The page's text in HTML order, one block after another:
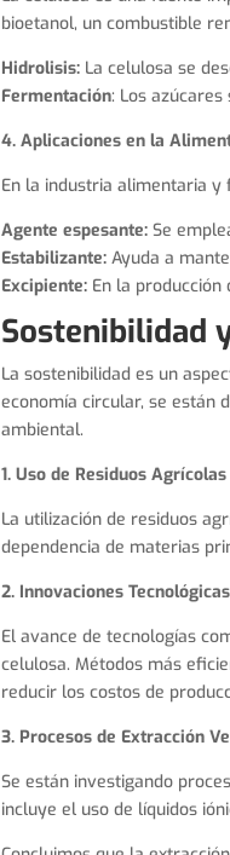
bioetanol, un combustible
Hidrolisis: La celulosa se
Fermentación: Los
4. Aplicaciones en la
En la industria alimentaria y
Agente espesante: Se
Estabilizante: Ayuda a
Excipiente: En la
Sostenibilidad
La sostenibilidad es un
economía circular, se están
ambiental.
1. Uso de Residuos Agrícolas
La utilización de residuos
dependencia de materias
2. Innovaciones Tecnológicas
El avance de tecnologías
celulosa. Métodos más
reducir los costos de
3. Procesos de Extracción
Se están investigando
incluye el uso de líquidos